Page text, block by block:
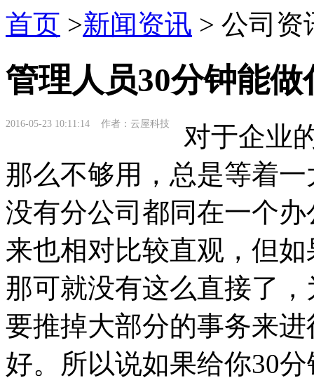
首页 >新闻资讯 > 公司资
管理人员30分钟能做
2016-05-23 10:11:14 作者：云屋科技
对于企业
那么不够用，总是等着
没有分公司都同在一个
来也相对比较直观，但
那可就没有这么直接了
要推掉大部分的事务来
好。所以说如果给你30